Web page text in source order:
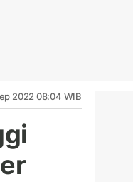
2022 08:04 WIB